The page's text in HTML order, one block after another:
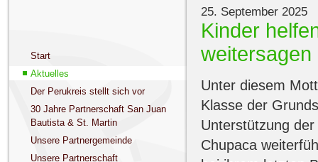
Start
Aktuelles
Der Perukreis stellt sich vor
30 Jahre Partnerschaft San Juan
Bautista & St. Martin
Unsere Partnergemeinde
Unsere Partnerschaft
25. September 2025
Kinder
weitersagen
Unter diesem
Klasse der
Unterstützung
Chupaca